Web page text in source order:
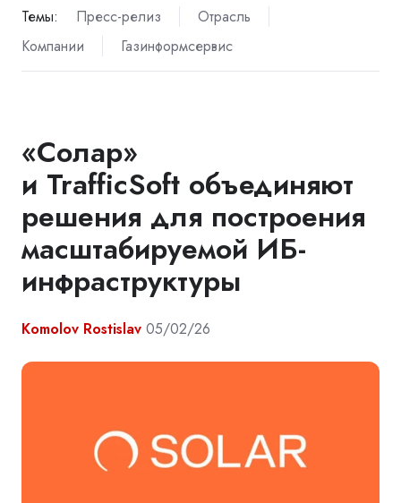
Темы: Пресс-релиз
Отрасль
Компании
Газинформсервис
«Солар»
и TrafficSoft объединяют
решения для построения
масштабируемой ИБ-
инфраструктуры
Komolov Rostislav 05/02/26